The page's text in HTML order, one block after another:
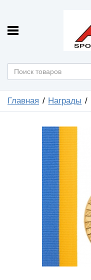
Главная Награды